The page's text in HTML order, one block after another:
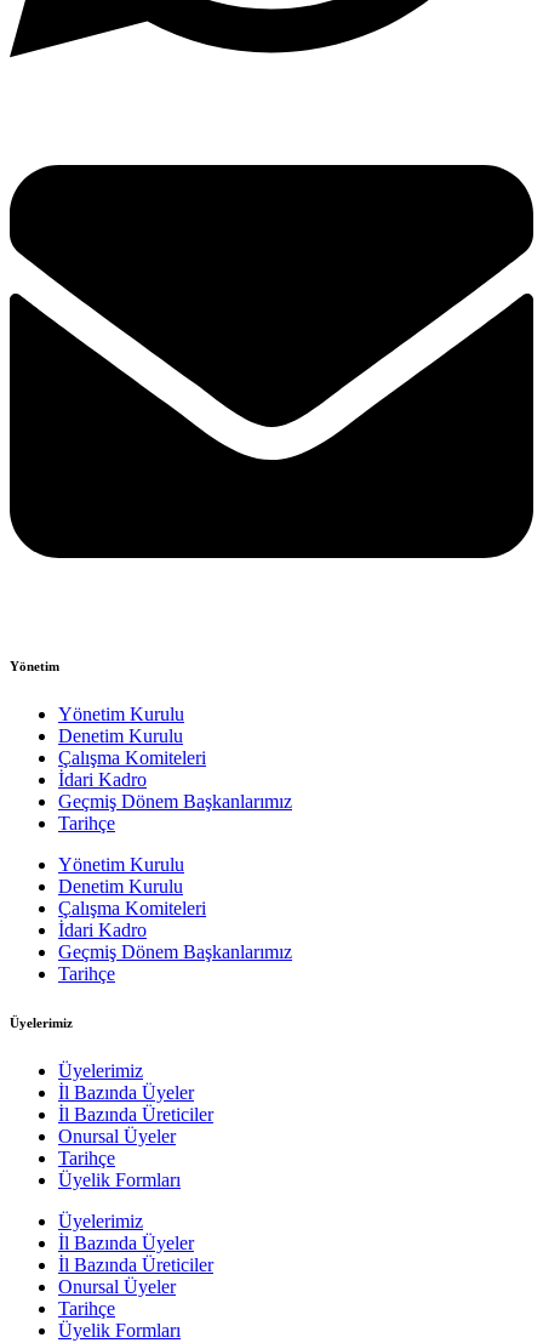
Yönetim
Yönetim Kurulu
Denetim Kurulu
Çalışma Komiteleri
İdari Kadro
Geçmiş Dönem Başkanlarımız
Tarihçe
Yönetim Kurulu
Denetim Kurulu
Çalışma Komiteleri
İdari Kadro
Geçmiş Dönem Başkanlarımız
Tarihçe
Üyelerimiz
Üyelerimiz
İl Bazında Üyeler
İl Bazında Üreticiler
Onursal Üyeler
Tarihçe
Üyelik Formları
Üyelerimiz
İl Bazında Üyeler
İl Bazında Üreticiler
Onursal Üyeler
Tarihçe
Üyelik Formları